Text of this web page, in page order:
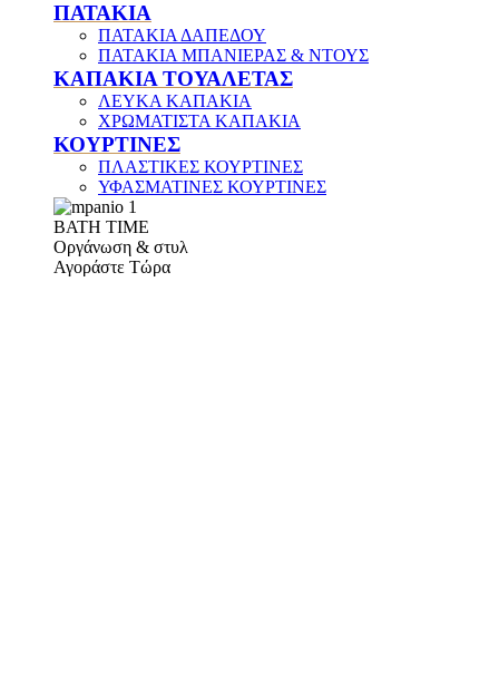
ΠΑΤΑΚΙΑ
ΠΑΤΑΚΙΑ ΔΑΠΕΔΟΥ
ΠΑΤΑΚΙΑ ΜΠΑΝΙΕΡΑΣ & ΝΤΟΥΣ
ΚΑΠΑΚΙΑ ΤΟΥΑΛΕΤΑΣ
ΛΕΥΚΑ ΚΑΠΑΚΙΑ
ΧΡΩΜΑΤΙΣΤΑ ΚΑΠΑΚΙΑ
ΚΟΥΡΤΙΝΕΣ
ΠΛΑΣΤΙΚΕΣ ΚΟΥΡΤΙΝΕΣ
ΥΦΑΣΜΑΤΙΝΕΣ ΚΟΥΡΤΙΝΕΣ
ΒΑΤΗ ΤΙΜΕ
Οργάνωση & στυλ
Αγοράστε Τώρα